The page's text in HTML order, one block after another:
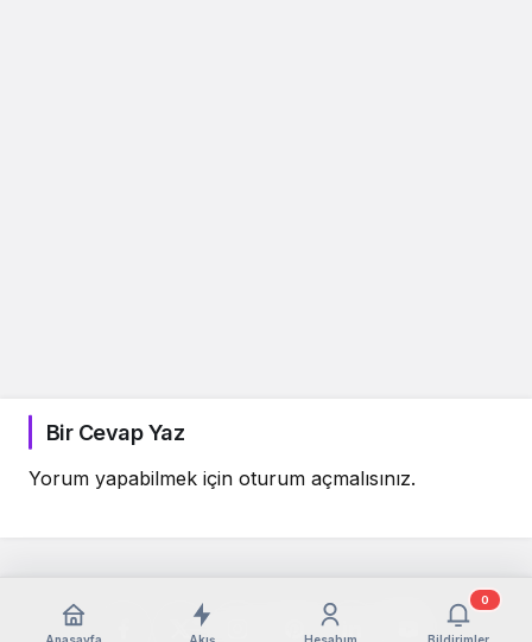
Bir Cevap Yaz
Yorum yapabilmek için oturum açmalısınız.
0